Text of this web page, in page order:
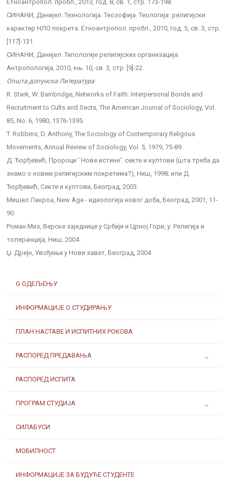
О ОДЕЉЕЊУ
ИНФОРМАЦИЈЕ О СТУДИРАЊУ
ПЛАН НАСТАВЕ И ИСПИТНИХ РОКОВА
РАСПОРЕД ПРЕДАВАЊА
РАСПОРЕД ИСПИТА
ПРОГРАМ СТУДИЈА
СИЛАБУСИ
МОБИЛНОСТ
ИНФОРМАЦИЈЕ ЗА БУДУЋЕ СТУДЕНТЕ
Етноантропол. пробл., 2013, год. 8, св. 1, стр. 173-198.
СИНАНИ, Данијел. Технологија. Теозофија. Теологија: религијски
карактер НЛО покрета. Етноантропол. пробл., 2010, год. 5, св. 3, стр.
[117]-131.
СИНАНИ, Данијел. Типологије религијских организација.
Антропологија, 2010, књ. 10, св. 3, стр. [9]-22.
Општа допунска Литература
R. Stark, W. Bainbridge, Networks of Faith: Interpersonal Bonds and
Recruitment to Cults and Sects, The American Journal of Sociology, Vol.
85, No. 6, 1980, 1376-1395.
T. Robbins, D. Anthony, The Sociology of Contemporary Religous
Movements, Annual Review of Sociology, Vol. 5, 1979, 75-89.
Д. Ђорђевић, Пророци ' Нове истине': секте и култови (шта треба да
знамо о новим религијским покретима?), Ниш, 1998; или Д.
Ђорђевић, Секте и култови, Београд, 2003.
Мишел Лакроа, New Age - идеологија новог доба, Београд, 2001, 11-
90.
Роман Миз, Верске заједнице у Србији и Црној Гори, у: Религија и
толеранција, Ниш, 2004.
Џ. Дрејн, Увођење у Нови завет, Београд, 2004